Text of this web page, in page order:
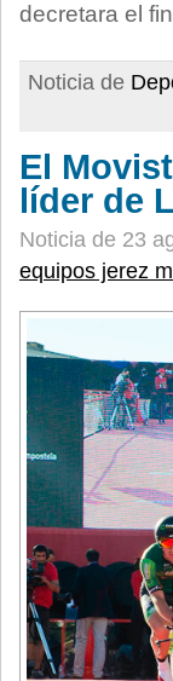
decretara el
Noticia de
El
líder de
Noticia de 23
equipos jerez